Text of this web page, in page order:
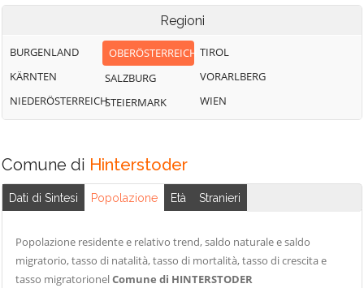
Regioni
BURGENLAND
KÄRNTEN
NIEDERÖSTERREICH
OBERÖSTERREICH
SALZBURG
STEIERMARK
TIROL
VORARLBERG
WIEN
Comune di Hinterstoder
Dati di Sintesi Popolazione Età Stranieri
Popolazione residente e relativo trend, saldo naturale e saldo
migratorio, tasso di natalità, tasso di mortalità, tasso di crescita e
tasso migratorionelComune di HINTERSTODER